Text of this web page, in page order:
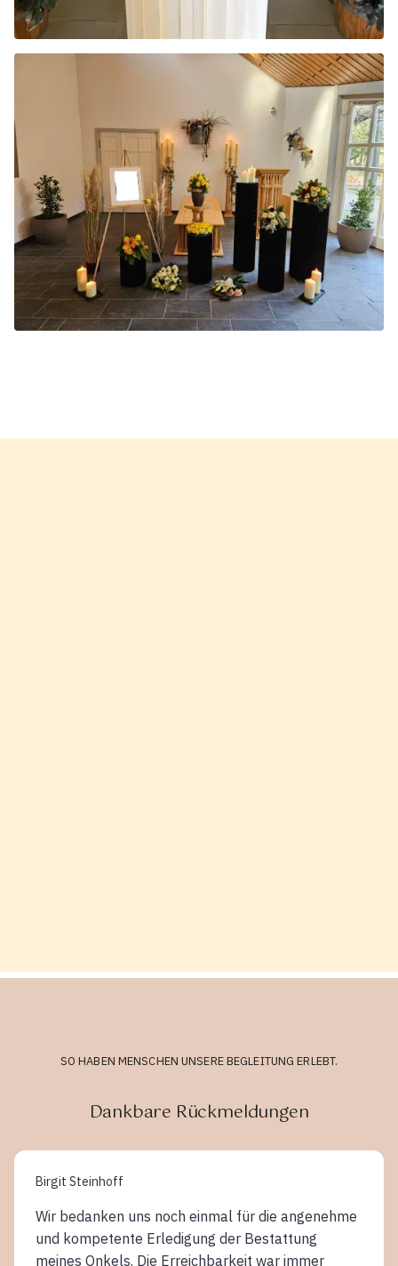
SO HABEN MENSCHEN UNSERE BEGLEITUNG ERLEBT.
Dankbare Rückmeldungen
Birgit Steinhoff
Wir bedanken uns noch einmal für die angenehme
und kompetente Erledigung der Bestattung
meines Onkels. Die Erreichbarkeit war immer